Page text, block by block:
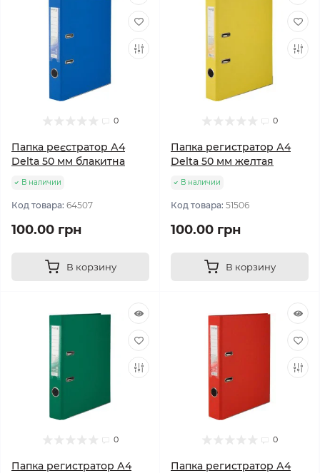
0
Папка реєстратор А4
Delta 50 мм блакитна
В наличии
Код товара: 64507
100.00 грн
В корзину
0
Папка регистратор А4
Delta 50 мм желтая
В наличии
Код товара: 51506
100.00 грн
В корзину
0
Папка регистратор А4
0
Папка регистратор А4